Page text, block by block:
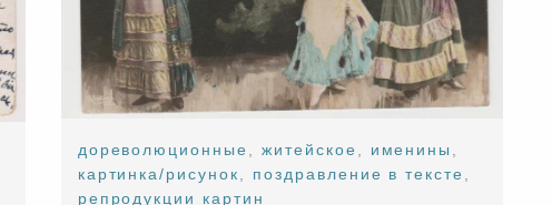
дореволюционные житейское именины
картинка/рисунок
поздравление в тексте
репродукции картин